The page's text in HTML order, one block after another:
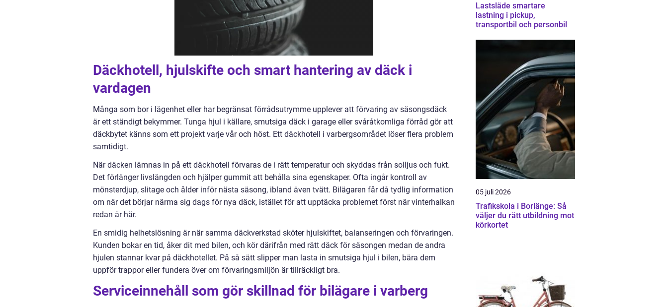
Däckhotell, hjulskifte och smart hantering av däck i
vardagen
Många som bor i lägenhet eller har begränsat förrådsutrymme upplever att förvaring av säsongsdäck
är ett ständigt bekymmer. Tunga hjul i källare, smutsiga däck i garage eller svåråtkomliga förråd gör att
däckbytet känns som ett projekt varje vår och höst. Ett däckhotell i varbergsområdet löser flera problem
samtidigt.
När däcken lämnas in på ett däckhotell förvaras de i rätt temperatur och skyddas från solljus och fukt.
Det förlänger livslängden och hjälper gummit att behålla sina egenskaper. Ofta ingår kontroll av
mönsterdjup, slitage och ålder inför nästa säsong, ibland även tvätt. Bilägaren får då tydlig information
om när det börjar närma sig dags för nya däck, istället för att upptäcka problemet först när vinterhalkan
redan är här.
En smidig helhetslösning är när samma däckverkstad sköter hjulskiftet, balanseringen och förvaringen.
Kunden bokar en tid, åker dit med bilen, och kör därifrån med rätt däck för säsongen medan de andra
hjulen stannar kvar på däckhotellet. På så sätt slipper man lasta in smutsiga hjul i bilen, bära dem
uppför trappor eller fundera över om förvaringsmiljön är tillräckligt bra.
Serviceinnehåll som gör skillnad för bilägare i varberg
Lastsläde smartare
lastning i pickup,
transportbil och personbil
05 juli 2026
Trafikskola i Borlänge: Så
väljer du rätt utbildning mot
körkortet